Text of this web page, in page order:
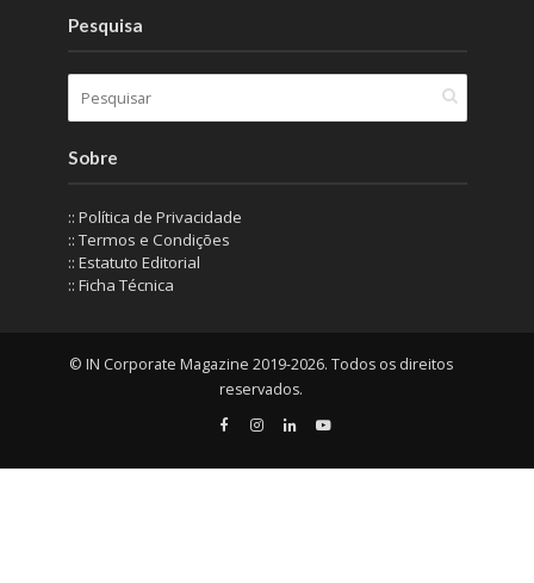
Pesquisa
Sobre
:: Política de Privacidade
:: Termos e Condições
:: Estatuto Editorial
:: Ficha Técnica
© IN Corporate Magazine 2019-2026. Todos os direitos
reservados.